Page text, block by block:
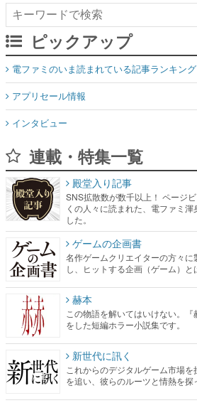
ピックアップ
電ファミのいま読まれている記事ランキング
アプリセール情報
インタビュー
連載・特集一覧
殿堂入り記事
SNS拡散数が数千以上！ ページ
くの人々に読まれた、電ファミ渾
した。
ゲームの企画書
名作ゲームクリエイターの方々
し、ヒットする企画（ゲーム）と
赫本
この物語を解いてはいけない。
をした短編ホラー小説集です。
新世代に訊く
これからのデジタルゲーム市場
を追い、彼らのルーツと情熱を探